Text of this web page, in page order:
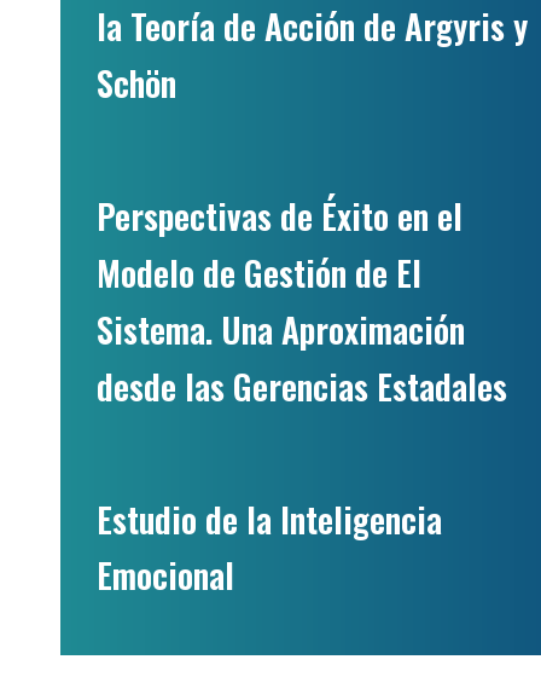
la Teoría de Acción de Argyris y
Schön
Perspectivas de Éxito en el
Modelo de Gestión de El
Sistema. Una Aproximación
desde las Gerencias Estadales
Estudio de la Inteligencia
Emocional